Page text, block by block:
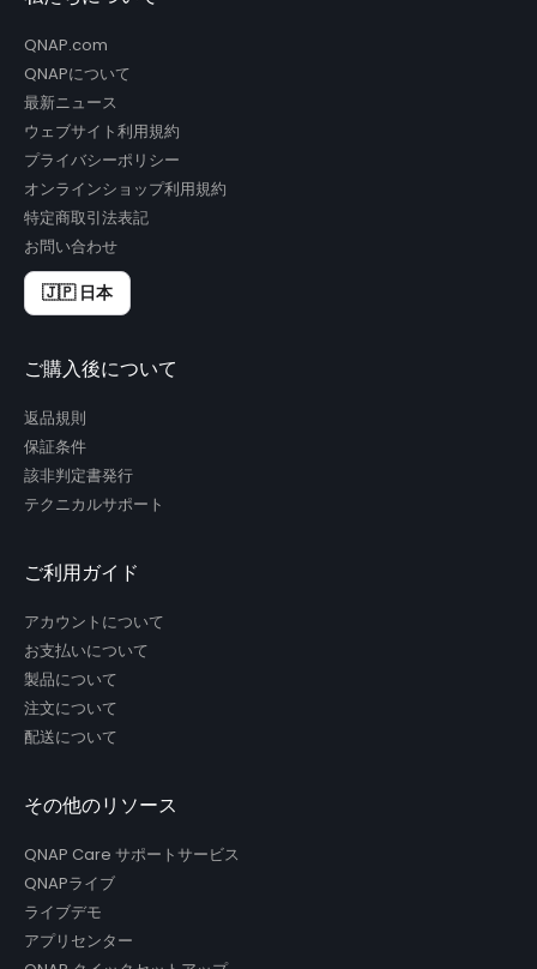
QNAP.com
QNAPについて
最新ニュース
ウェブサイト利用規約
プライバシーポリシー
オンラインショップ利用規約
特定商取引法表記
お問い合わせ
🇯🇵 日本
ご購入後について
返品規則
保証条件
該非判定書発行
テクニカルサポート
ご利用ガイド
アカウントについて
お支払いについて
製品について
注文について
配送について
その他のリソース
QNAP Care サポートサービス
QNAPライブ
ライブデモ
アプリセンター